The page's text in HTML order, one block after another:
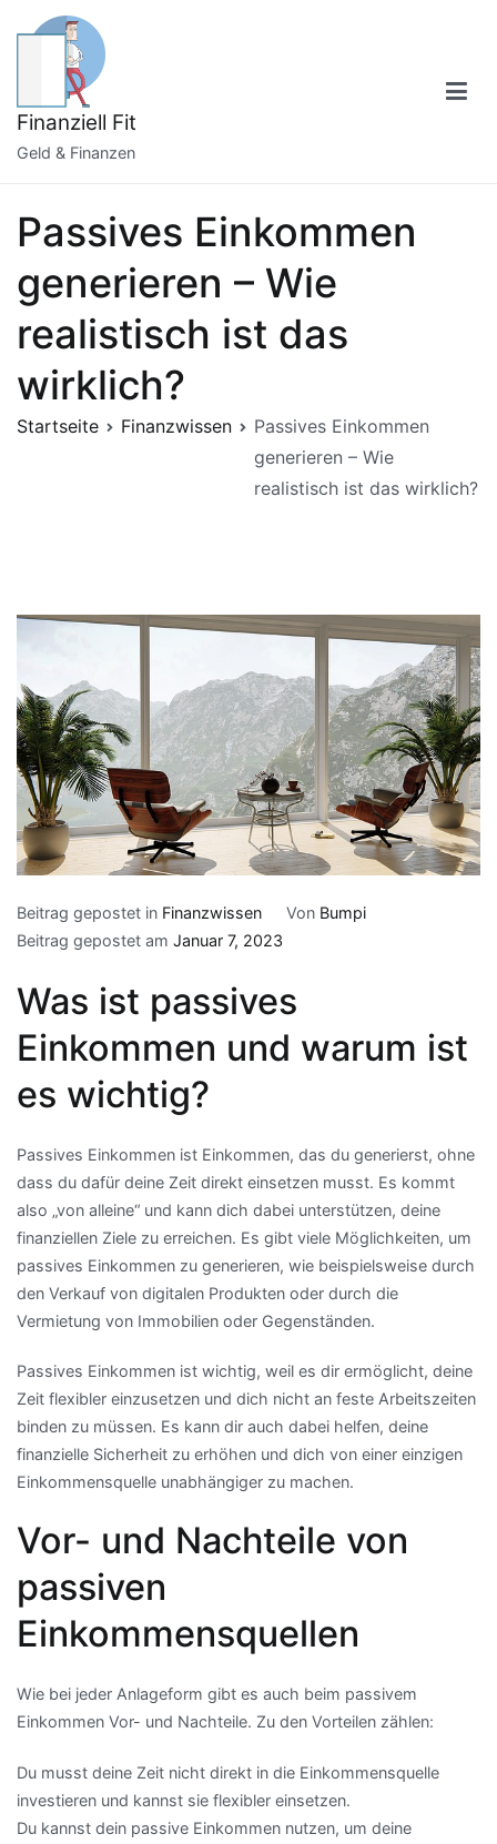
Inhalt
Finanziell Fit
Geld & Finanzen
Passives Einkommen
generieren – Wie
realistisch ist das
wirklich?
Startseite Finanzwissen
Passives Einkommen
generieren – Wie
realistisch ist das wirklich?
Beitrag gepostet in Finanzwissen Von Bumpi
Beitrag gepostet am Januar 7, 2023
Was ist passives
Einkommen und warum ist
es wichtig?
Passives Einkommen ist Einkommen, das du generierst, ohne
dass du dafür deine Zeit direkt einsetzen musst. Es kommt
also „von alleine“ und kann dich dabei unterstützen, deine
finanziellen Ziele zu erreichen. Es gibt viele Möglichkeiten, um
passives Einkommen zu generieren, wie beispielsweise durch
den Verkauf von digitalen Produkten oder durch die
Vermietung von Immobilien oder Gegenständen.
Passives Einkommen ist wichtig, weil es dir ermöglicht, deine
Zeit flexibler einzusetzen und dich nicht an feste Arbeitszeiten
binden zu müssen. Es kann dir auch dabei helfen, deine
finanzielle Sicherheit zu erhöhen und dich von einer einzigen
Einkommensquelle unabhängiger zu machen.
Vor- und Nachteile von
passiven
Einkommensquellen
Wie bei jeder Anlageform gibt es auch beim passivem
Einkommen Vor- und Nachteile. Zu den Vorteilen zählen:
Du musst deine Zeit nicht direkt in die Einkommensquelle
investieren und kannst sie flexibler einsetzen.
Du kannst dein passive Einkommen nutzen, um deine